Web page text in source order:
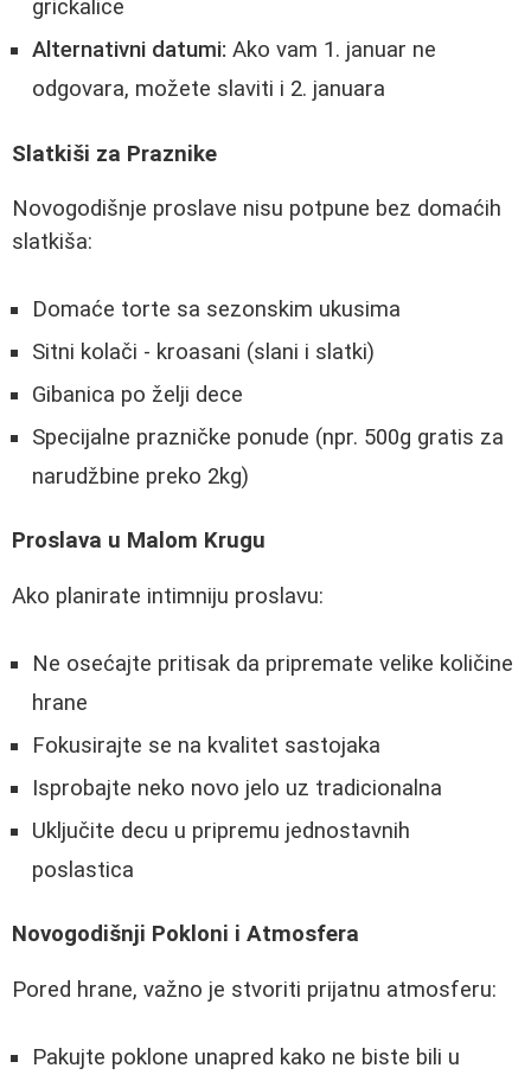
grickalice
Alternativni datumi: Ako vam 1. januar ne
odgovara, možete slaviti i 2. januara
Slatkiši za Praznike
Novogodišnje proslave nisu potpune bez domaćih
slatkiša:
Domaće torte sa sezonskim ukusima
Sitni kolači - kroasani (slani i slatki)
Gibanica po želji dece
Specijalne prazničke ponude (npr. 500g gratis za
narudžbine preko 2kg)
Proslava u Malom Krugu
Ako planirate intimniju proslavu:
Ne osećajte pritisak da pripremate velike količine
hrane
Fokusirajte se na kvalitet sastojaka
Isprobajte neko novo jelo uz tradicionalna
Uključite decu u pripremu jednostavnih
poslastica
Novogodišnji Pokloni i Atmosfera
Pored hrane, važno je stvoriti prijatnu atmosferu:
Pakujte poklone unapred kako ne biste bili u